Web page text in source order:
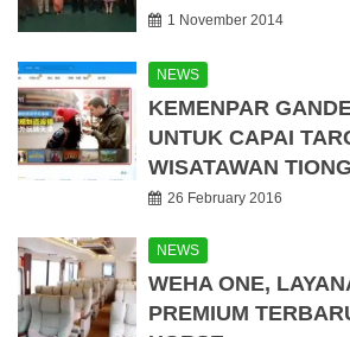
1 November 2014
NEWS
KEMENPAR
UNTUK CAPAI
WISATAWAN
26 February 2016
NEWS
WEHA ONE,
PREMIUM